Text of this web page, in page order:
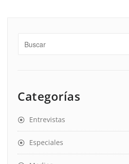
Categorías
Entrevistas
Especiales